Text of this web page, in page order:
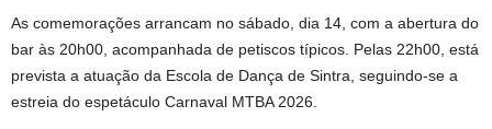
As comemorações arrancam no sábado, dia 14, com a abertura do
bar às 20h00, acompanhada de petiscos típicos. Pelas 22h00, está
prevista a atuação da Escola de Dança de Sintra, seguindo-se a
estreia do espetáculo Carnaval MTBA 2026.